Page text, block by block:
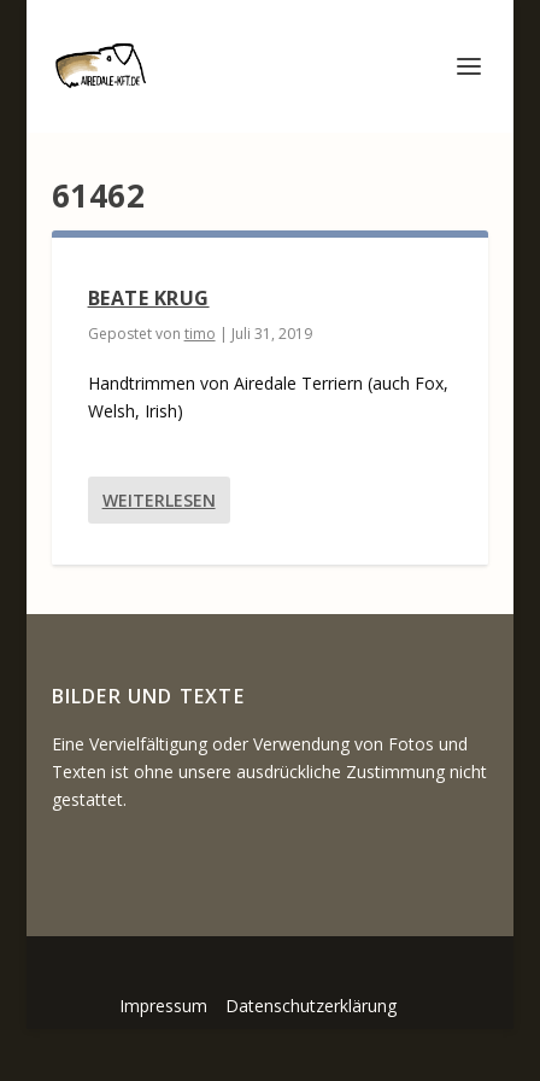
61462
BEATE KRUG
Gepostet von timo | Juli 31, 2019
Handtrimmen von Airedale Terriern (auch Fox,
Welsh, Irish)
WEITERLESEN
BILDER UND TEXTE
Eine Vervielfältigung oder Verwendung von Fotos und
Texten ist ohne unsere ausdrückliche Zustimmung nicht
gestattet.
Impressum Datenschutzerklärung